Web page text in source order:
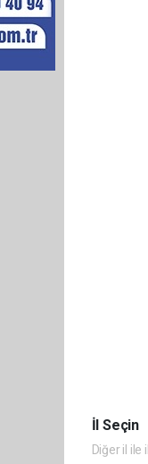
İl Seçin
Diğer il